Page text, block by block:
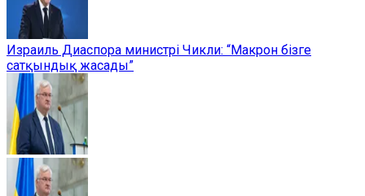
Израиль Диаспора министрі Чикли: “Макрон бізге
сатқындық жасады”